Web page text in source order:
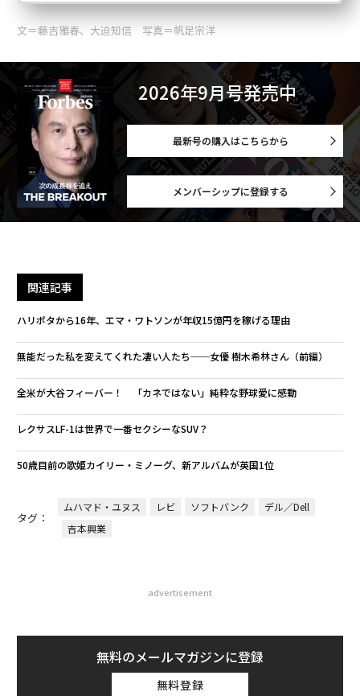
文＝藤吉雅春、大迫知信 写真＝帆足宗洋
2026年9月号発売中
最新号の購入はこちらから
メンバーシップに登録する
関連記事
ハリポタから16年、エマ・ワトソンが年収15億円を稼げる理由
無能だった私を変えてくれた凄い人たち──女優 樹木希林さん（前編）
全米が大谷フィーバー！ 「カネではない」純粋な野球愛に感動
レクサスLF-1は世界で一番セクシーなSUV？
50歳目前の歌姫カイリー・ミノーグ、新アルバムが英国1位
タグ：
ムハマド・ユヌス レビ ソフトバンク
デル／Dell
吉本興業
advertisement
無料のメールマガジンに登録
無料登録